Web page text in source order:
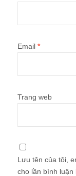
Email *
Trang web
Lưu tên của tôi,
cho lần bình luận